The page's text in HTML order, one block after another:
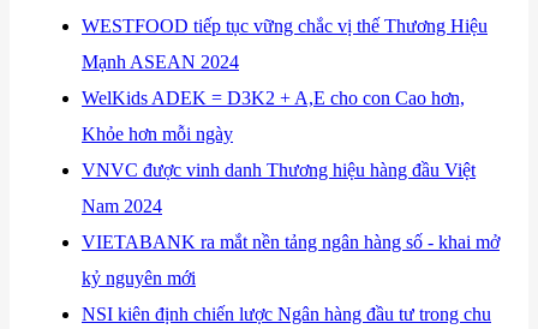
​WESTFOOD tiếp tục vững chắc vị thế Thương Hiệu
Mạnh ASEAN 2024
​WelKids ADEK = D3K2 + A,E cho con Cao hơn,
Khỏe hơn mỗi ngày
​VNVC được vinh danh Thương hiệu hàng đầu Việt
Nam 2024
​VIETABANK ra mắt nền tảng ngân hàng số - khai mở
kỷ nguyên mới
​NSI kiên định chiến lược Ngân hàng đầu tư trong chu